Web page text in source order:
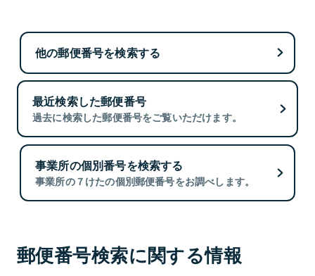
他の郵便番号を検索する
最近検索した郵便番号
過去に検索した郵便番号をご覧いただけます。
事業所の個別番号を検索する
事業所の７けたの個別郵便番号をお調べします。
郵便番号検索に関する情報